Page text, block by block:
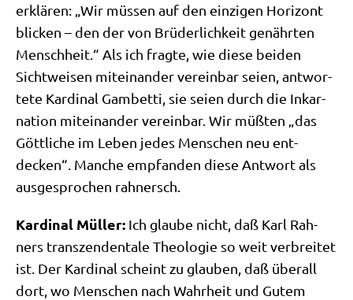
erklä­ren: „Wir müs­sen auf den ein­zi­gen Hori­zont
blicken – den der von Brü­der­lich­keit genähr­ten
Mensch­heit.“ Als ich frag­te, wie die­se bei­den
Sicht­wei­sen mit­ein­an­der ver­ein­bar sei­en, ant­wor­
te­te Kar­di­nal Gam­bet­ti, sie sei­en durch die Inkar­
na­ti­on mit­ein­an­der ver­ein­bar. Wir müß­ten „das
Gött­li­che im Leben jedes Men­schen neu ent­
decken“. Man­che emp­fan­den die­se Ant­wort als
aus­ge­spro­chen rahnersch.
Kar­di­nal Mül­ler: Ich glau­be nicht, daß Karl Rah­
ners tran­szen­den­ta­le Theo­lo­gie so weit ver­brei­tet
ist. Der Kar­di­nal scheint zu glau­ben, daß über­all
dort, wo Men­schen nach Wahr­heit und Gutem